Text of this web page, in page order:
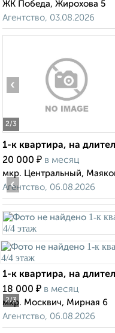
ЖК Победа, Жирохова 5
Агентство, 03.08.2026
2/3
‹
1-к квартира, на
20 000 ₽ в месяц
мкр. Центральный,
Агентство, 06.08.2026
2/3
‹
1-к квартира, на
18 000 ₽ в месяц
мкр. Москвич, Мирная 6
Агентство, 06.08.2026